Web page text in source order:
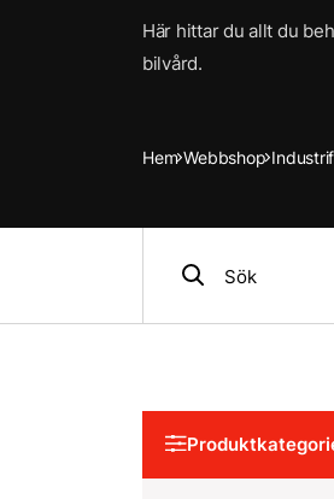
Här hittar du allt du
bilvård.
Hem Webbshop